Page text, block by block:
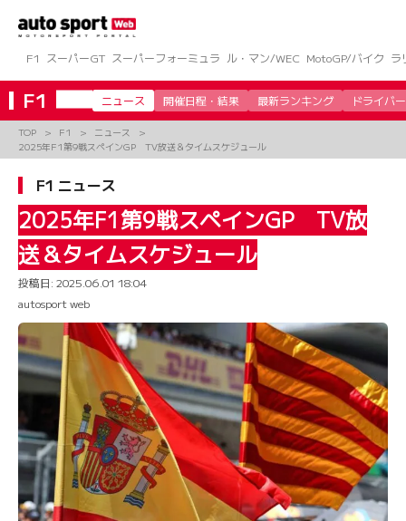
ツ
へ
ス
キ
プ
F1 スーパーGT スーパーフォーミュラ ル・マン/WEC MotoGP/バイク ラ
F1 ニュース 開催日程・結果 最新ランキング ドライバー
TOP F1
ニュース
2025年F1第9戦スペインGP TV放送＆タイムスケジュール
F1 ニュース
2025年F1第9戦スペインGP TV放
送＆タイムスケジュール
投稿日: 2025.06.01 18:04
autosport web